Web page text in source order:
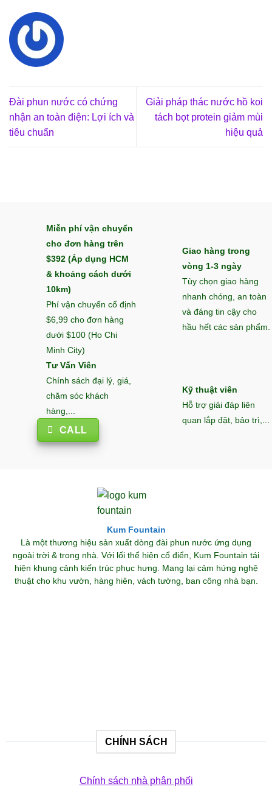
Đài phun nước có chứng
nhận an toàn điện: Lợi ích và
tiêu chuẩn
Giải pháp thác nước hồ koi
tách bọt protein giảm mùi
hiệu quả
Miễn phí vận chuyển
cho đơn hàng trên
$392 (Áp dụng HCM
& khoảng cách dưới
10km)
Phí vận chuyển cố định
$6,99 cho đơn hàng
dưới $100 (Ho Chi
Minh City)
Giao hàng trong
vòng 1-3 ngày
Tùy chọn giao hàng
nhanh chóng, an toàn
và đáng tin cậy cho
hầu hết các sản phẩm.
Tư Vấn Viên
Chính sách đại lý, giá,
chăm sóc khách
hàng,...
CALL
Kỹ thuật viên
Hỗ trợ giải đáp liên
quan lắp đặt, bảo trì,...
Kum Fountain
Là một thương hiệu sản xuất dòng đài phun nước ứng dụng
ngoài trời & trong nhà. Với lối thể hiện cổ điển, Kum Fountain tái
hiện khung cảnh kiến trúc phục hưng. Mang lại cảm hứng nghệ
thuật cho khu vườn, hàng hiên, vách tường, ban công nhà bạn.
CHÍNH SÁCH
Chính sách nhà phân phối